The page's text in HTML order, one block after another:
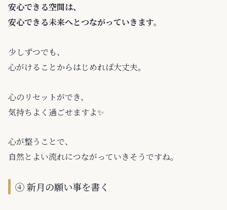
安心できる空間は、
安心できる未来へとつながっていきます。
少しずつでも、
心がけることからはじめれば大丈夫。
心のリセットができ、
気持ちよく過ごせますよ✨️
心が整うことで、
自然とよい流れにつながっていきそうですね。
④ 新月の願い事を書く